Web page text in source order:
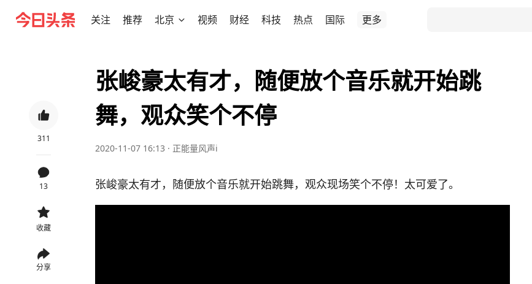
关注 推荐 北京 视频 财经 科技 热点 国际 更多
311
13
收藏
分享
张峻豪太有才，随便放个音乐就开始跳
舞，观众笑个不停
2020-11-07 16:13 · 正能量风声i
张峻豪太有才，随便放个音乐就开始跳舞，观众现场笑个不停！太可爱了。